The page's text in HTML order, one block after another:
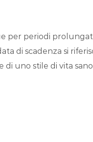
per periodi
di scadenza si
uno stile di vita